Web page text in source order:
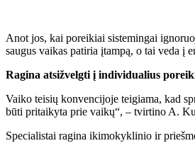
Anot jos, kai poreikiai sistemingai
saugus vaikas patiria įtampą, o tai veda į
Ragina atsižvelgti į individualius
Vaiko teisių konvencijoje teigiama, kad
būti pritaikyta prie vaikų“, – tvirtino A.
Specialistai ragina ikimokyklinio ir